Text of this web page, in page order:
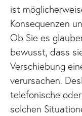
ist
Konsequenzen
Ob Sie es
bewusst, dass
Verschiebung
verursachen.
telefonische
solchen